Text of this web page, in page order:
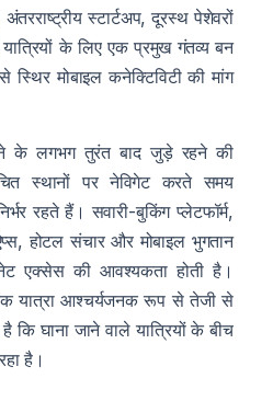
अंतरराष्ट्रीय स्टार्टअप, दूरस्थ पेशेवरों
के लिए एक प्रमुख गंतव्य बन
मोबाइल कनेक्टिविटी की मांग
के लगभग तुरंत बाद जुड़े रहने की
स्थानों पर नेविगेट करते समय
रहते हैं। सवारी-बुकिंग प्लेटफॉर्म,
होटल संचार और मोबाइल भुगतान
एक्सेस की आवश्यकता होती है।
यात्रा आश्चर्यजनक रूप से तेजी से
कि घाना जाने वाले यात्रियों के बीच
है।